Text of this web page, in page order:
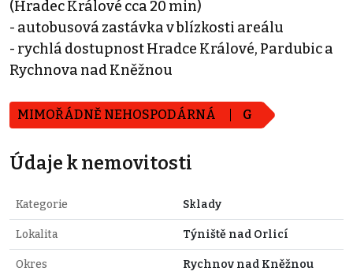
(Hradec Králové cca 20 min)
- autobusová zastávka v blízkosti areálu
- rychlá dostupnost Hradce Králové, Pardubic a
Rychnova nad Kněžnou
MIMOŘÁDNĚ NEHOSPODÁRNÁ G
Údaje k nemovitosti
Kategorie Sklady
Lokalita Týniště nad Orlicí
Okres Rychnov nad Kněžnou